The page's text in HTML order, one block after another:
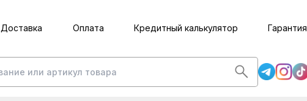
Доставка Оплата Кредитный калькулятор Гарантия